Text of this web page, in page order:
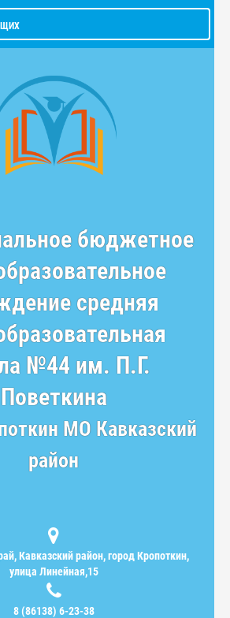
бюджетное
средняя
№44 им. П.Г.
Поветкина
МО Кавказский
район
Кавказский район, город Кропоткин,
улица Линейная,15
8 (86138) 6-23-38